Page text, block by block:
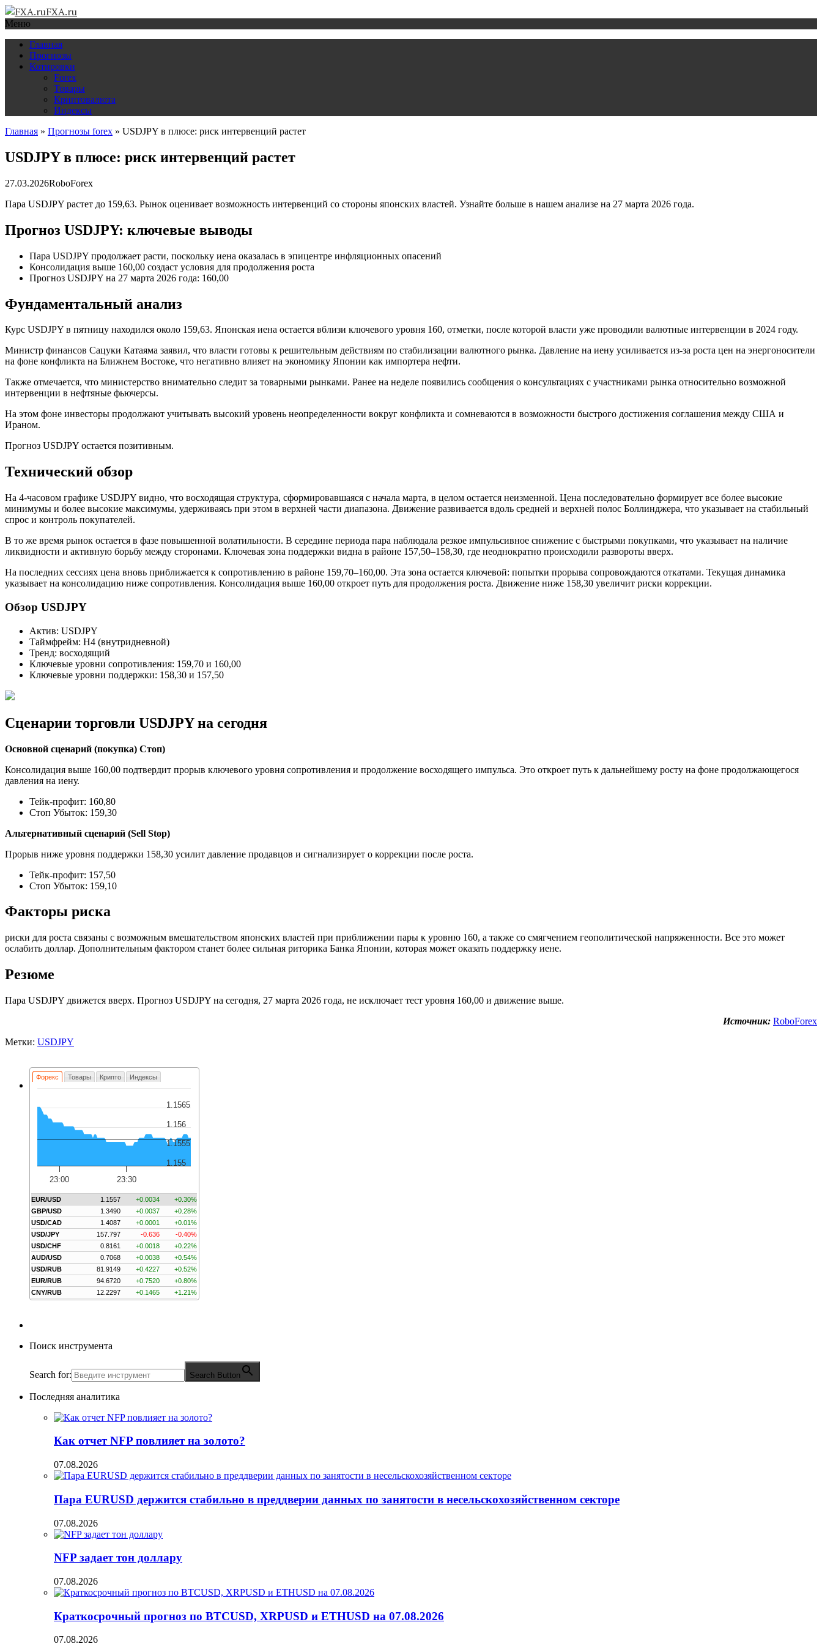
FXA.ru
Меню
Главная
Прогнозы
Котировки
Forex
Товары
Криптовалюта
Индексы
Главная » Прогнозы forex » USDJPY в плюсе: риск интервенций растет
USDJPY в плюсе: риск интервенций растет
27.03.2026RoboForex
Пара USDJPY растет до 159,63. Рынок оценивает возможность интервенций со стороны японских властей. Узнайте больше в нашем анализе на 27 марта 2026 года.
Прогноз USDJPY: ключевые выводы
Пара USDJPY продолжает расти, поскольку иена оказалась в эпицентре инфляционных опасений
Консолидация выше 160,00 создаст условия для продолжения роста
Прогноз USDJPY на 27 марта 2026 года: 160,00
Фундаментальный анализ
Курс USDJPY в пятницу находился около 159,63. Японская иена остается вблизи ключевого уровня 160, отметки, после которой власти уже проводили валютные интервенции в 2024 году.
Министр финансов Сацуки Катаяма заявил, что власти готовы к решительным действиям по стабилизации валютного рынка. Давление на иену усиливается из-за роста цен на энергоносители
на фоне конфликта на Ближнем Востоке, что негативно влияет на экономику Японии как импортера нефти.
Также отмечается, что министерство внимательно следит за товарными рынками. Ранее на неделе появились сообщения о консультациях с участниками рынка относительно возможной
интервенции в нефтяные фьючерсы.
На этом фоне инвесторы продолжают учитывать высокий уровень неопределенности вокруг конфликта и сомневаются в возможности быстрого достижения соглашения между США и
Ираном.
Прогноз USDJPY остается позитивным.
Технический обзор
На 4-часовом графике USDJPY видно, что восходящая структура, сформировавшаяся с начала марта, в целом остается неизменной. Цена последовательно формирует все более высокие
минимумы и более высокие максимумы, удерживаясь при этом в верхней части диапазона. Движение развивается вдоль средней и верхней полос Боллинджера, что указывает на стабильный
спрос и контроль покупателей.
В то же время рынок остается в фазе повышенной волатильности. В середине периода пара наблюдала резкое импульсивное снижение с быстрыми покупками, что указывает на наличие
ликвидности и активную борьбу между сторонами. Ключевая зона поддержки видна в районе 157,50–158,30, где неоднократно происходили развороты вверх.
На последних сессиях цена вновь приближается к сопротивлению в районе 159,70–160,00. Эта зона остается ключевой: попытки прорыва сопровождаются откатами. Текущая динамика
указывает на консолидацию ниже сопротивления. Консолидация выше 160,00 откроет путь для продолжения роста. Движение ниже 158,30 увеличит риски коррекции.
Обзор USDJPY
Актив: USDJPY
Таймфрейм: H4 (внутридневной)
Тренд: восходящий
Ключевые уровни сопротивления: 159,70 и 160,00
Ключевые уровни поддержки: 158,30 и 157,50
Сценарии торговли USDJPY на сегодня
Основной сценарий (покупка) Стоп)
Консолидация выше 160,00 подтвердит прорыв ключевого уровня сопротивления и продолжение восходящего импульса. Это откроет путь к дальнейшему росту на фоне продолжающегося
давления на иену.
Тейк-профит: 160,80
Стоп Убыток: 159,30
Альтернативный сценарий (Sell Stop)
Прорыв ниже уровня поддержки 158,30 усилит давление продавцов и сигнализирует о коррекции после роста.
Тейк-профит: 157,50
Стоп Убыток: 159,10
Факторы риска
риски для роста связаны с возможным вмешательством японских властей при приближении пары к уровню 160, а также со смягчением геополитической напряженности. Все это может
ослабить доллар. Дополнительным фактором станет более сильная риторика Банка Японии, которая может оказать поддержку иене.
Резюме
Пара USDJPY движется вверх. Прогноз USDJPY на сегодня, 27 марта 2026 года, не исключает тест уровня 160,00 и движение выше.
Источник: RoboForex
Метки: USDJPY
Форекс Товары Крипто Индексы
23:00 23:30
1.155
1.1555
1.156
1.1565
EUR/USD 1.1557 +0.0034
+0.30%
GBP/USD
1.3490 +0.0037
+0.28%
USD/CAD
1.4087 +0.0001
+0.01%
USD/JPY
157.797 -0.636
-0.40%
USD/CHF
0.8161 +0.0018
+0.22%
AUD/USD
0.7068 +0.0038
+0.54%
USD/RUB
81.9149 +0.4227
+0.52%
EUR/RUB
94.6720 +0.7520
+0.80%
CNY/RUB
12.2297 +0.1465 +1.21%
Поиск инструмента
Search for: Search Button
Последняя аналитика
Как отчет NFP повлияет на золото?
07.08.2026
Пара EURUSD держится стабильно в преддверии данных по занятости в несельскохозяйственном секторе
07.08.2026
NFP задает тон доллару
07.08.2026
Краткосрочный прогноз по BTCUSD, XRPUSD и ETHUSD на 07.08.2026
07.08.2026